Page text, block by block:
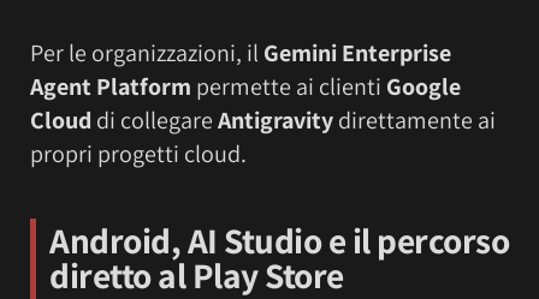
Per le organizzazioni, il Gemini Enterprise
Agent Platform permette ai clienti Google
Cloud di collegareAntigravitydirettamente ai
propri progetti cloud.
Android, AI Studio e il percorso
diretto al Play Store